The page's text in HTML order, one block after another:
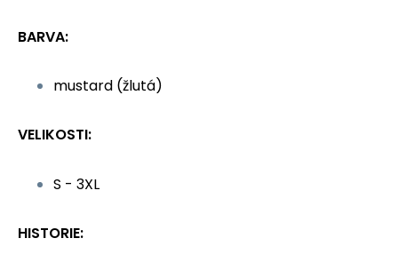
BARVA:
mustard (žlutá)
VELIKOSTI:
S - 3XL
HISTORIE: